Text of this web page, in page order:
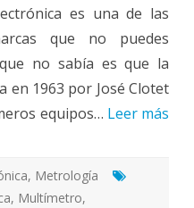
es una de las
que no puedes
no sabía es que la
en 1963 por José Clotet
equipos… Leer más
, Metrología
, Multímetro,